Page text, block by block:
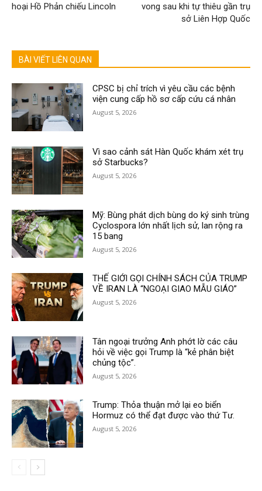
hoại Hồ Phản chiếu Lincoln
vong sau khi tự thiêu gần trụ
sở Liên Hợp Quốc
BÀI VIẾT LIÊN QUAN
CPSC bị chỉ trích vì yêu cầu các bệnh
viện cung cấp hồ sơ cấp cứu cá nhân
August 5, 2026
Vì sao cảnh sát Hàn Quốc khám xét trụ
sở Starbucks?
August 5, 2026
Mỹ: Bùng phát dịch bùng do ký sinh trùng
Cyclospora lớn nhất lịch sử, lan rộng ra
15 bang
August 5, 2026
THẾ GIỚI GỌI CHÍNH SÁCH CỦA TRUMP
VỀ IRAN LÀ “NGOẠI GIAO MẪU GIÁO”
August 5, 2026
Tân ngoại trưởng Anh phớt lờ các câu
hỏi về việc gọi Trump là “kẻ phân biệt
chủng tộc”.
August 5, 2026
Trump: Thỏa thuận mở lại eo biển
Hormuz có thể đạt được vào thứ Tư.
August 5, 2026